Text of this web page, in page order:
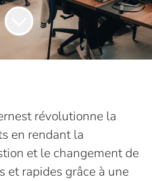
révolutionne la
en rendant la
et le changement de
et rapides grâce à une